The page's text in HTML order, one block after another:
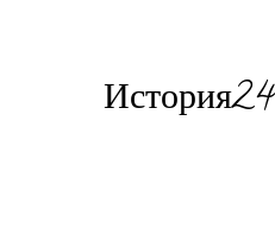
История24